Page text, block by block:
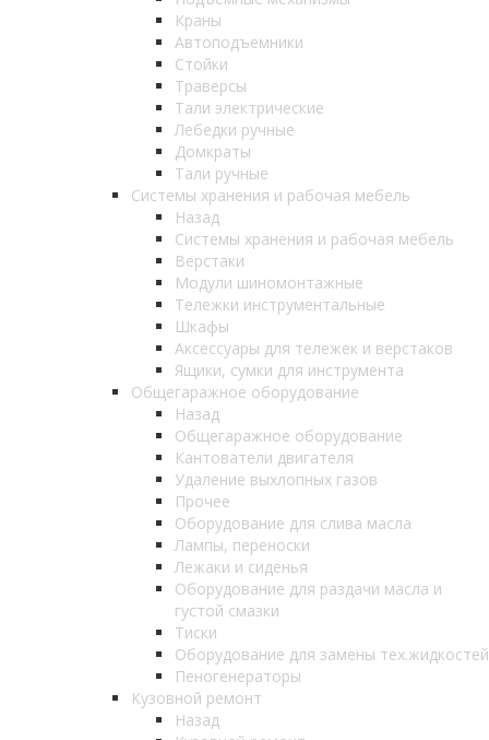
Краны
Автоподъемники
Стойки
Траверсы
Тали электрические
Лебедки ручные
Домкраты
Тали ручные
Системы хранения и рабочая мебель
Назад
Системы хранения и рабочая мебель
Верстаки
Модули шиномонтажные
Тележки инструментальные
Шкафы
Аксессуары для тележек и верстаков
Ящики, сумки для инструмента
Общегаражное оборудование
Назад
Общегаражное оборудование
Кантователи двигателя
Удаление выхлопных газов
Прочее
Оборудование для слива масла
Лампы, переноски
Лежаки и сиденья
Оборудование для раздачи масла и
густой смазки
Тиски
Оборудование для замены тех.жидкостей
Пеногенераторы
Кузовной ремонт
Назад